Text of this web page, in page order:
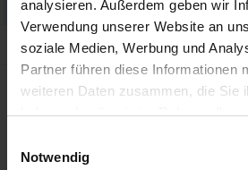
analysieren. Außerdem geben wir
Verwendung unserer Website an
soziale Medien, Werbung und
Partner führen diese Informationen
weiteren Daten zusammen, die Sie
haben oder die sie im Rahmen
Notwendig